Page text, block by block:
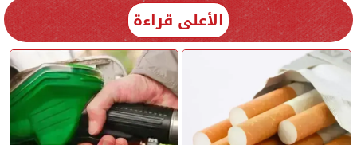
الأعلى قراءة